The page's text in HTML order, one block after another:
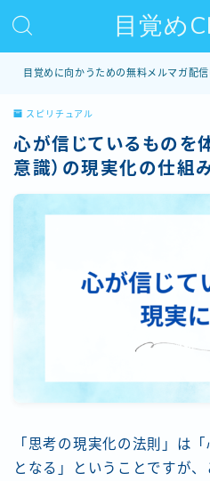
目覚め
MENU
プロフィール
個人セッション
メール相談サービス
目覚めたい人にオススメの
目覚めに向かうための無料メルマガ配信
スピリチュアル
心が信じているものを
意識）の現実化の仕組
「思考の現実化の法則」は
となる」ということですが